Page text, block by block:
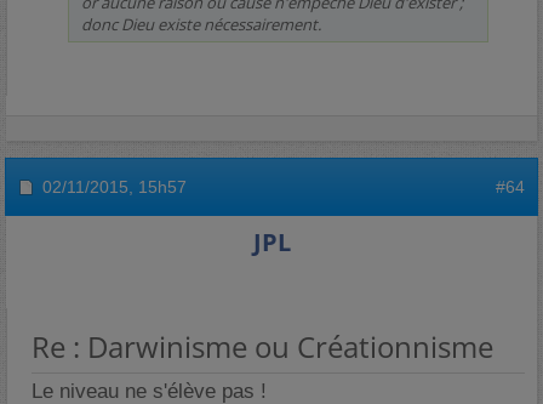
donc Dieu existe nécessairement.
02/11/2015, 15h57 #64
JPL
Re : Darwinisme ou Créationnisme
Le niveau ne s'élève pas !